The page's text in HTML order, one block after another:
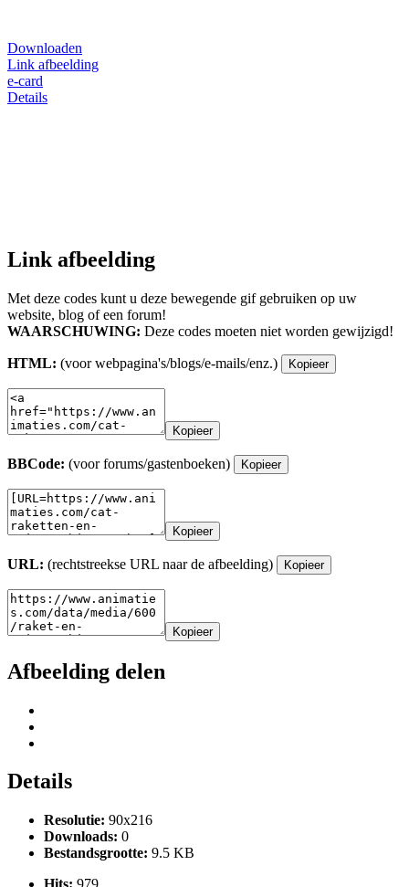
Downloaden
Link afbeelding
e-card
Details
Link afbeelding
Met deze codes kunt u deze bewegende gif gebruiken op uw
website, blog of een forum!
WAARSCHUWING: Deze codes moeten niet worden gewijzigd!
HTML: (voor webpagina's/blogs/e-mails/enz.) Kopieer
Kopieer
BBCode: (voor forums/gastenboeken) Kopieer
Kopieer
URL: (rechtstreekse URL naar de afbeelding) Kopieer
Kopieer
Afbeelding delen
Details
Resolutie: 90x216
Downloads: 0
Bestandsgrootte: 9.5 KB